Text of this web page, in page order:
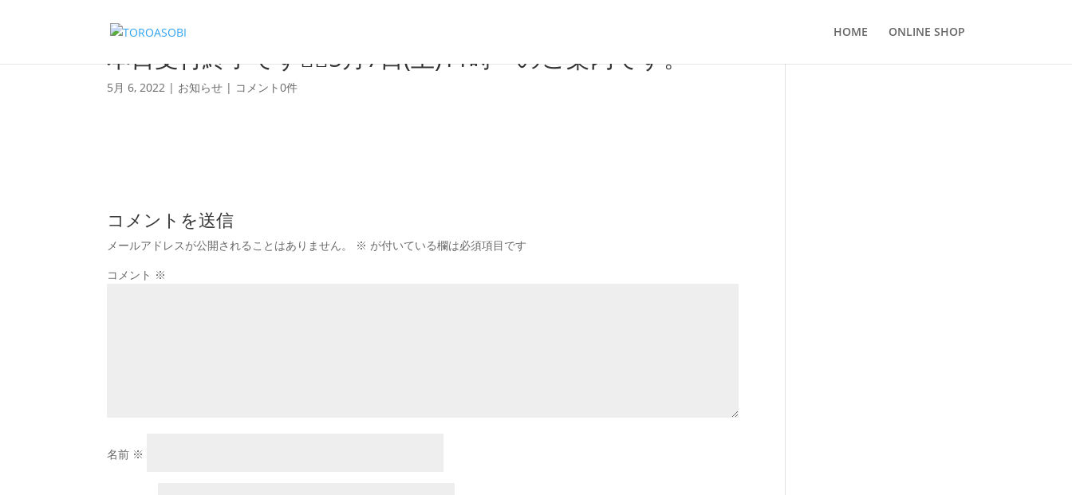
HOME ONLINE SHOP
本日受付終了です🙇‍♀️5月7日(土)11時～のご案内です。
5月 6, 2022 | お知らせ | コメント0件
コメントを送信
メールアドレスが公開されることはありません。 ※ が付いている欄は必須項目です
コメント ※
名前 ※